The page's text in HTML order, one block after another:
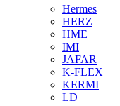
Hermes
HERZ
HME
IMI
JAFAR
K-FLEX
KERMI
LD